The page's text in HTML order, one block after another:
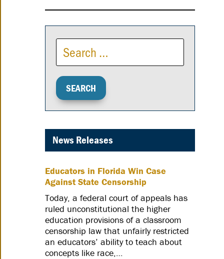
News Releases
Educators in Florida Win Case
Against State Censorship
Today, a federal court of appeals has
ruled unconstitutional the higher
education provisions of a classroom
censorship law that unfairly restricted
an educators’ ability to teach about
concepts like race,…